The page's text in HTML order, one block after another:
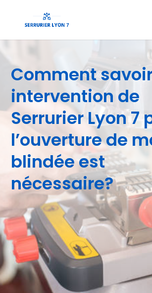
Comment
intervention de
Serrurier Lyon 7
l’ouverture de
blindée est
nécessaire?